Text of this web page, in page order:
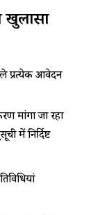
खुलासा
प्रत्येक आवेदन
मांगा जा रहा
में निर्दिष्ट